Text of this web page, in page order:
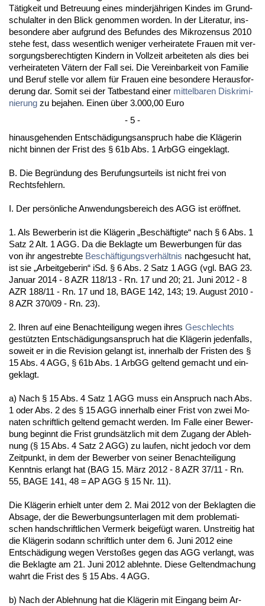
Tätig­keit und Be­treu­ung ei­nes min­derjähri­gen Kin­des im Grund­
schul­al­ter in den Blick ge­nom­men wor­den. In der Li­te­ra­tur, ins­
be­son­de­re aber auf­grund des Be­fun­des des Mi­kro­zen­sus 2010
ste­he fest, dass we­sent­lich we­ni­ger ver­hei­ra­te­te Frau­en mit ver­
sor­gungs­be­rech­tig­ten Kin­dern in Voll­zeit ar­bei­te­ten als dies bei
ver­hei­ra­te­ten Vätern der Fall sei. Die Ver­ein­bar­keit von Fa­mi­lie
und Be­ruf stel­le vor al­lem für Frau­en ei­ne be­son­de­re Her­aus­for­
de­rung dar. So­mit sei der Tat­be­stand ei­ner mit­tel­ba­ren Dis­kri­mi­
nie­rung zu be­ja­hen. Ei­nen über 3.000,00 Eu­ro
- 5 -
hin­aus­ge­hen­den Entschädi­gungs­an­spruch ha­be die Kläge­rin
nicht bin­nen der Frist des § 61b Abs. 1 ArbGG ein­ge­klagt.
B. Die Be­gründung des Be­ru­fungs­ur­teils ist nicht frei von
Rechts­feh­lern.
I. Der persönli­che An­wen­dungs­be­reich des AGG ist eröff­net.
1. Als Be­wer­be­rin ist die Kläge­rin „Beschäftig­te“ nach § 6 Abs. 1
Satz 2 Alt. 1 AGG. Da die Be­klag­te um Be­wer­bun­gen für das
von ihr an­ge­streb­te Beschäfti­gungs­verhält­nis nach­ge­sucht hat,
ist sie „Ar­beit­ge­be­rin“ iSd. § 6 Abs. 2 Satz 1 AGG (vgl. BAG 23.
Ja­nu­ar 2014 - 8 AZR 118/13 - Rn. 17 und 20; 21. Ju­ni 2012 - 8
AZR 188/11 - Rn. 17 und 18, BA­GE 142, 143; 19. Au­gust 2010 -
8 AZR 370/09 - Rn. 23).
2. Ih­ren auf ei­ne Be­nach­tei­li­gung we­gen ih­res Ge­schlechts
gestütz­ten Entschädi­gungs­an­spruch hat die Kläge­rin je­den­falls,
so­weit er in die Re­vi­si­on ge­langt ist, in­ner­halb der Fris­ten des §
15 Abs. 4 AGG, § 61b Abs. 1 ArbGG gel­tend ge­macht und ein­
ge­klagt.
a) Nach § 15 Abs. 4 Satz 1 AGG muss ein An­spruch nach Abs.
1 oder Abs. 2 des § 15 AGG in­ner­halb ei­ner Frist von zwei Mo­
na­ten schrift­lich gel­tend ge­macht wer­den. Im Fal­le ei­ner Be­wer­
bung be­ginnt die Frist grundsätz­lich mit dem Zu­gang der Ab­leh­
nung (§ 15 Abs. 4 Satz 2 AGG) zu lau­fen, nicht je­doch vor dem
Zeit­punkt, in dem der Be­wer­ber von sei­ner Be­nach­tei­li­gung
Kennt­nis er­langt hat (BAG 15. März 2012 - 8 AZR 37/11 - Rn.
55, BA­GE 141, 48 = AP AGG § 15 Nr. 11).
Die Kläge­rin er­hielt un­ter dem 2. Mai 2012 von der Be­klag­ten die
Ab­sa­ge, der die Be­wer­bungs­un­ter­la­gen mit dem pro­ble­ma­ti­
schen hand­schrift­li­chen Ver­merk bei­gefügt wa­ren. Un­strei­tig hat
die Kläge­rin so­dann schrift­lich un­ter dem 6. Ju­ni 2012 ei­ne
Entschädi­gung we­gen Ver­s­toßes ge­gen das AGG ver­langt, was
die Be­klag­te am 21. Ju­ni 2012 ab­lehn­te. Die­se Gel­tend­ma­chung
wahrt die Frist des § 15 Abs. 4 AGG.
b) Nach der Ab­leh­nung hat die Kläge­rin mit Ein­gang beim Ar­